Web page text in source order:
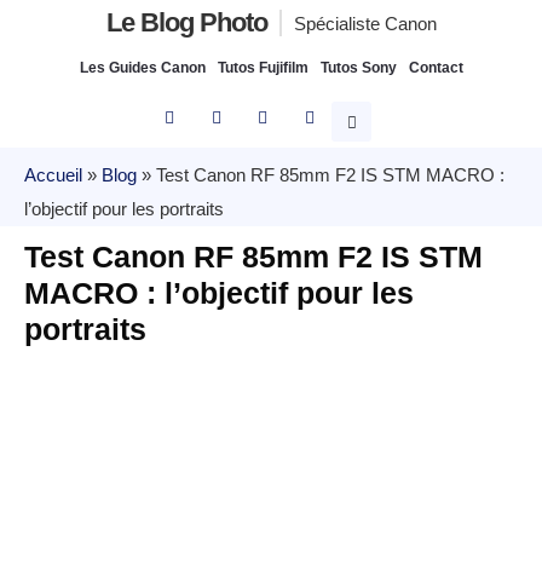
Le Blog Photo Spécialiste Canon
Les Guides Canon Tutos Fujifilm Tutos Sony Contact
Accueil » Blog » Test Canon RF 85mm F2 IS STM MACRO :
l’objectif pour les portraits
Test Canon RF 85mm F2 IS STM
MACRO : l’objectif pour les
portraits